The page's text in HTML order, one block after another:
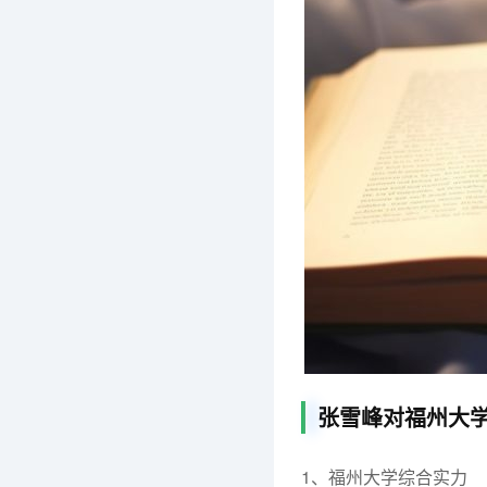
张雪峰对福州大
1、福州大学综合实力